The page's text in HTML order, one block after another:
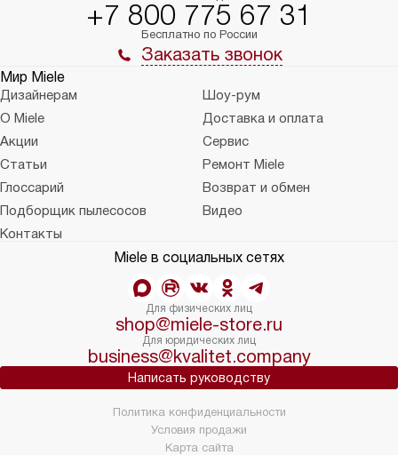
+7 800 775 67 31
Бесплатно по России
Заказать звонок
Мир Miele
Дизайнерам
Шоу-рум
О Miele
Доставка и оплата
Акции
Сервис
Статьи
Ремонт Miele
Глоссарий
Возврат и обмен
Подборщик пылесосов
Видео
Контакты
Miele в социальных сетях
Для физических лиц
shop@miele-store.ru
Для юридических лиц
business@kvalitet.company
Написать руководству
Политика конфиденциальности
Условия продажи
Карта сайта